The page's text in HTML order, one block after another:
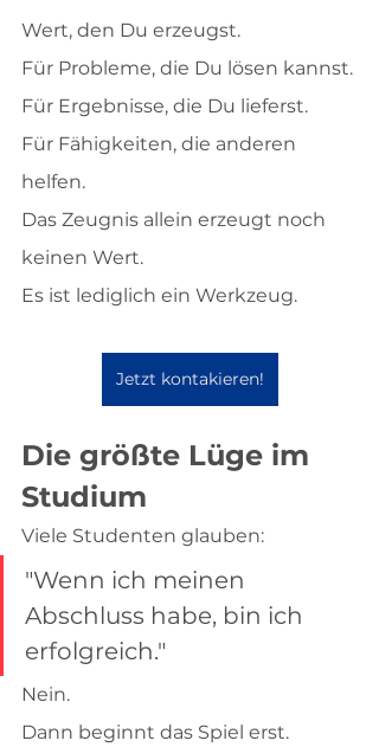
Wert, den Du erzeugst.
Für Probleme, die Du lösen kannst.
Für Ergebnisse, die Du lieferst.
Für Fähigkeiten, die anderen
helfen.
Das Zeugnis allein erzeugt noch
keinen Wert.
Es ist lediglich ein Werkzeug.
Jetzt kontakieren!
Die größte Lüge im
Studium
Viele Studenten glauben:
"Wenn ich meinen
Abschluss habe, bin ich
erfolgreich."
Nein.
Dann beginnt das Spiel erst.